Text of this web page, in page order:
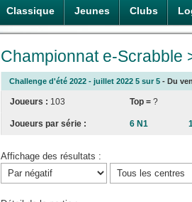
Classique Jeunes Clubs
Championnat e-Scrabble
Challenge d'été 2022 - juillet 2022 5 sur 5 - Du
Joueurs : 103 Top = ?
Joueurs par série : 6 N1
Affichage des résultats :